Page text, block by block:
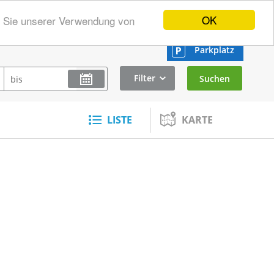
OK
unserer Verwendung von
Filter
Parkplatz
LISTE KARTE